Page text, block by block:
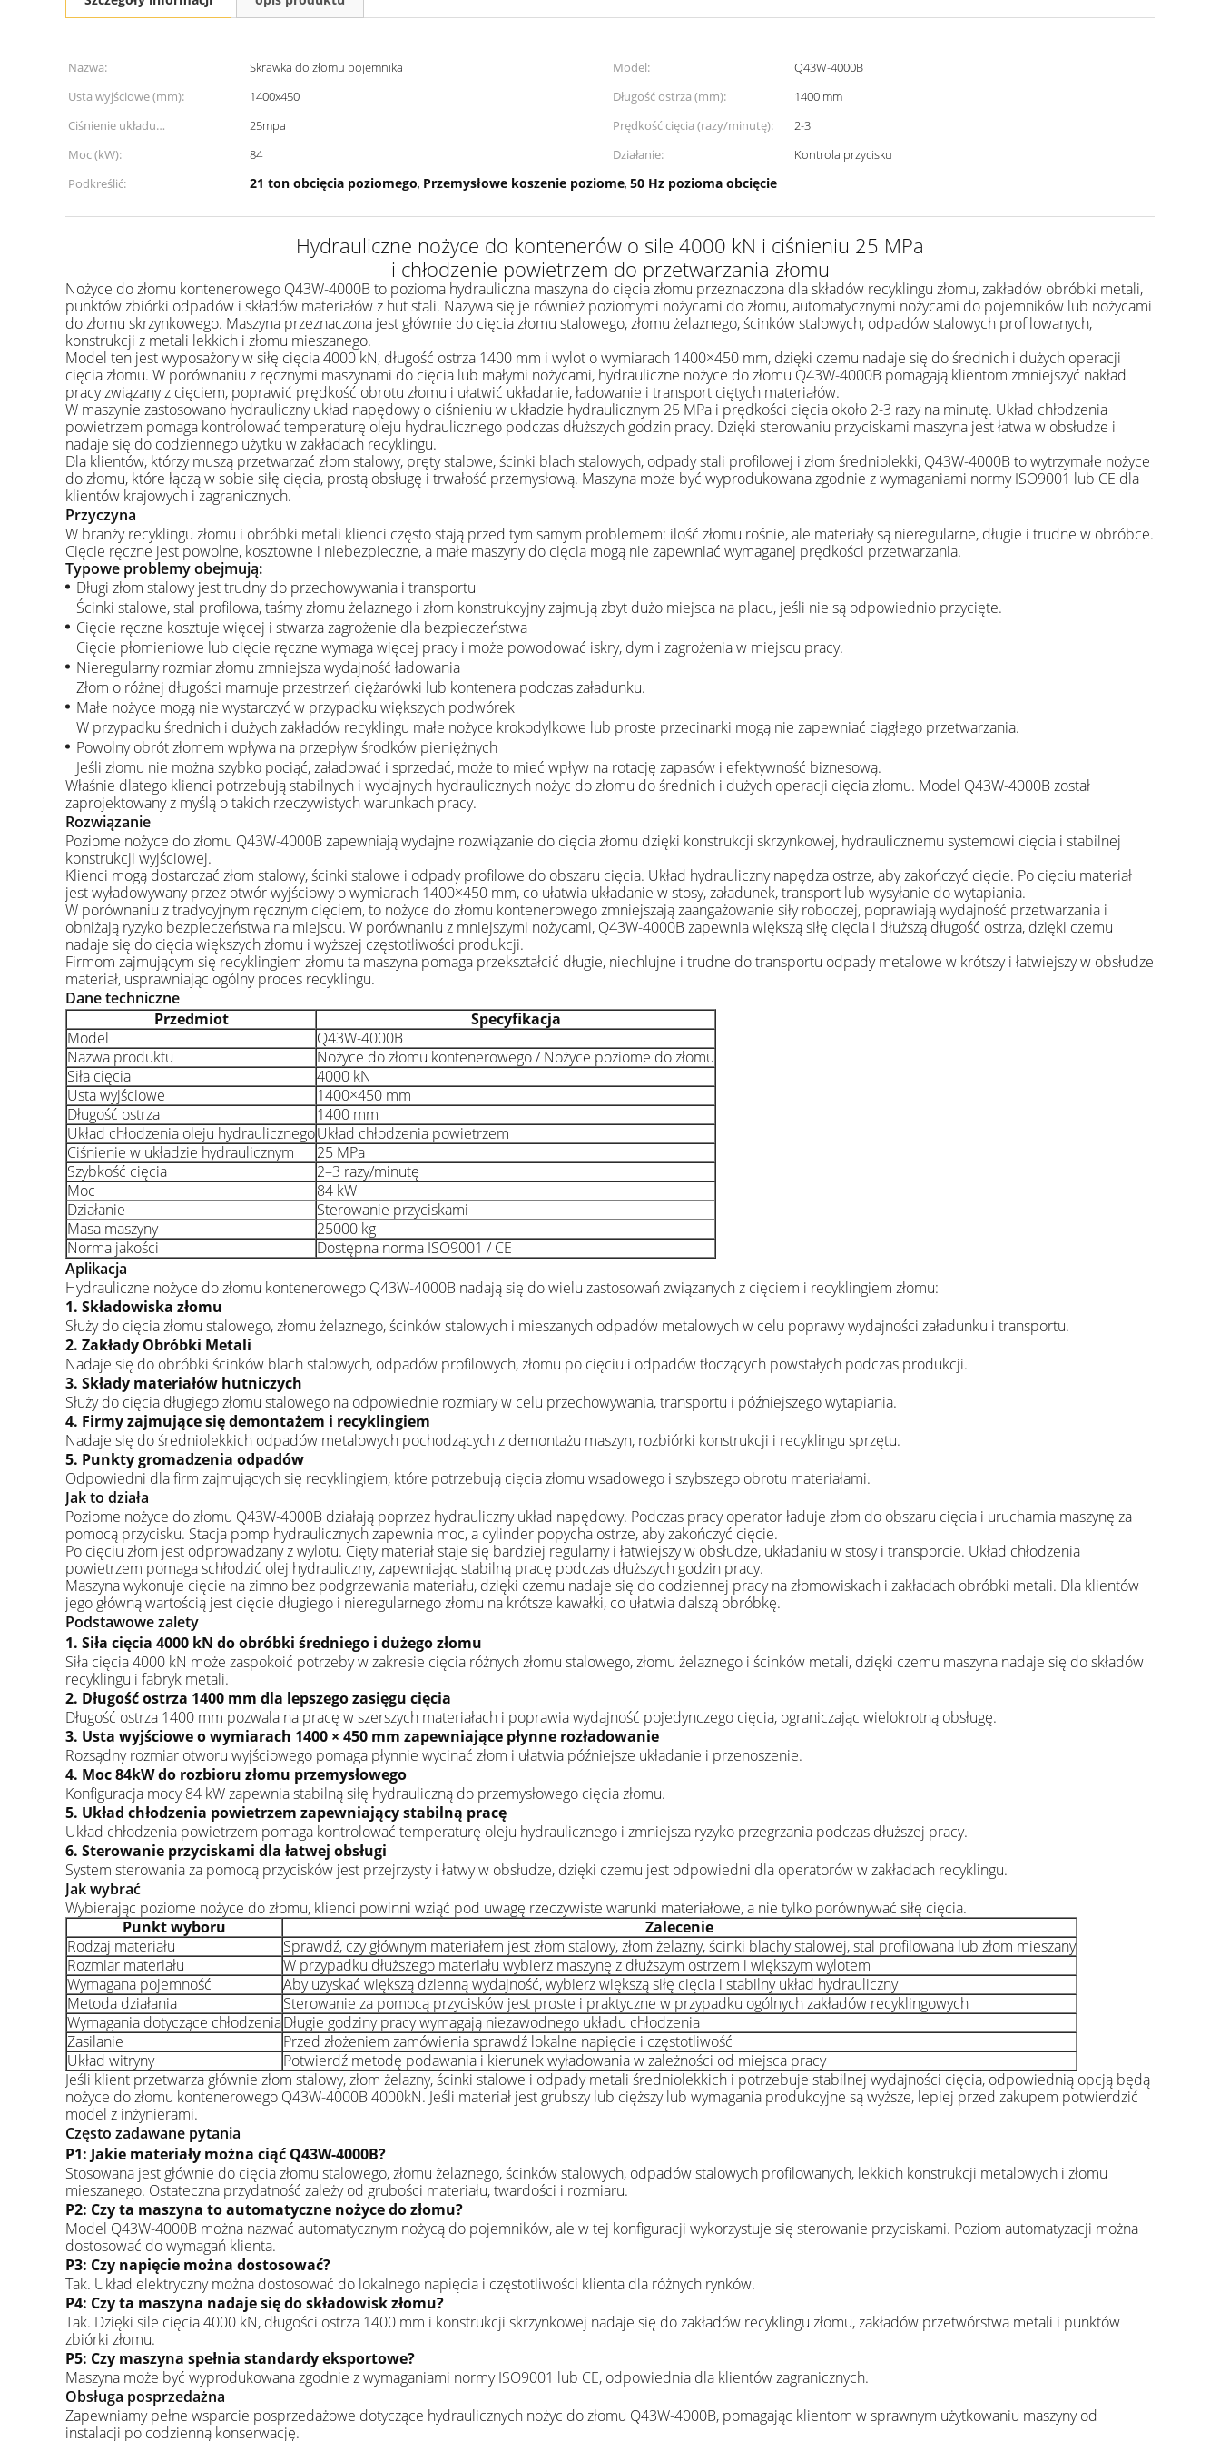
Nazwa: Skrawka do złomu pojemnika Model:
Q43W-4000B
Usta wyjściowe (mm):
1400x450 Długość ostrza (mm):
1400 mm
Ciśnienie układu
hydraulicznego:
25mpa Prędkość cięcia (razy/minutę):
2-3
Moc (kW):
84 Działanie:
Kontrola przycisku
Podkreślić:
21 ton obcięcia poziomego, Przemysłowe koszenie poziome, 50 Hz pozioma obcięcie
Hydrauliczne nożyce do kontenerów o sile 4000 kN i ciśnieniu 25 MPa
i chłodzenie powietrzem do przetwarzania złomu
Nożyce do złomu kontenerowego Q43W-4000B to pozioma hydrauliczna maszyna do cięcia złomu przeznaczona dla składów recyklingu złomu, zakładów obróbki metali,
punktów zbiórki odpadów i składów materiałów z hut stali. Nazywa się je również poziomymi nożycami do złomu, automatycznymi nożycami do pojemników lub nożycami
do złomu skrzynkowego. Maszyna przeznaczona jest głównie do cięcia złomu stalowego, złomu żelaznego, ścinków stalowych, odpadów stalowych profilowanych,
konstrukcji z metali lekkich i złomu mieszanego.
Model ten jest wyposażony w siłę cięcia 4000 kN, długość ostrza 1400 mm i wylot o wymiarach 1400×450 mm, dzięki czemu nadaje się do średnich i dużych operacji
cięcia złomu. W porównaniu z ręcznymi maszynami do cięcia lub małymi nożycami, hydrauliczne nożyce do złomu Q43W-4000B pomagają klientom zmniejszyć nakład
pracy związany z cięciem, poprawić prędkość obrotu złomu i ułatwić układanie, ładowanie i transport ciętych materiałów.
W maszynie zastosowano hydrauliczny układ napędowy o ciśnieniu w układzie hydraulicznym 25 MPa i prędkości cięcia około 2-3 razy na minutę. Układ chłodzenia
powietrzem pomaga kontrolować temperaturę oleju hydraulicznego podczas dłuższych godzin pracy. Dzięki sterowaniu przyciskami maszyna jest łatwa w obsłudze i
nadaje się do codziennego użytku w zakładach recyklingu.
Dla klientów, którzy muszą przetwarzać złom stalowy, pręty stalowe, ścinki blach stalowych, odpady stali profilowej i złom średniolekki, Q43W-4000B to wytrzymałe nożyce
do złomu, które łączą w sobie siłę cięcia, prostą obsługę i trwałość przemysłową. Maszyna może być wyprodukowana zgodnie z wymaganiami normy ISO9001 lub CE dla
klientów krajowych i zagranicznych.
Przyczyna
W branży recyklingu złomu i obróbki metali klienci często stają przed tym samym problemem: ilość złomu rośnie, ale materiały są nieregularne, długie i trudne w obróbce.
Cięcie ręczne jest powolne, kosztowne i niebezpieczne, a małe maszyny do cięcia mogą nie zapewniać wymaganej prędkości przetwarzania.
Typowe problemy obejmują:
Długi złom stalowy jest trudny do przechowywania i transportu
Ścinki stalowe, stal profilowa, taśmy złomu żelaznego i złom konstrukcyjny zajmują zbyt dużo miejsca na placu, jeśli nie są odpowiednio przycięte.
Cięcie ręczne kosztuje więcej i stwarza zagrożenie dla bezpieczeństwa
Cięcie płomieniowe lub cięcie ręczne wymaga więcej pracy i może powodować iskry, dym i zagrożenia w miejscu pracy.
Nieregularny rozmiar złomu zmniejsza wydajność ładowania
Złom o różnej długości marnuje przestrzeń ciężarówki lub kontenera podczas załadunku.
Małe nożyce mogą nie wystarczyć w przypadku większych podwórek
W przypadku średnich i dużych zakładów recyklingu małe nożyce krokodylkowe lub proste przecinarki mogą nie zapewniać ciągłego przetwarzania.
Powolny obrót złomem wpływa na przepływ środków pieniężnych
Jeśli złomu nie można szybko pociąć, załadować i sprzedać, może to mieć wpływ na rotację zapasów i efektywność biznesową.
Właśnie dlatego klienci potrzebują stabilnych i wydajnych hydraulicznych nożyc do złomu do średnich i dużych operacji cięcia złomu. Model Q43W-4000B został
zaprojektowany z myślą o takich rzeczywistych warunkach pracy.
Rozwiązanie
Poziome nożyce do złomu Q43W-4000B zapewniają wydajne rozwiązanie do cięcia złomu dzięki konstrukcji skrzynkowej, hydraulicznemu systemowi cięcia i stabilnej
konstrukcji wyjściowej.
Klienci mogą dostarczać złom stalowy, ścinki stalowe i odpady profilowe do obszaru cięcia. Układ hydrauliczny napędza ostrze, aby zakończyć cięcie. Po cięciu materiał
jest wyładowywany przez otwór wyjściowy o wymiarach 1400×450 mm, co ułatwia układanie w stosy, załadunek, transport lub wysyłanie do wytapiania.
W porównaniu z tradycyjnym ręcznym cięciem, to nożyce do złomu kontenerowego zmniejszają zaangażowanie siły roboczej, poprawiają wydajność przetwarzania i
obniżają ryzyko bezpieczeństwa na miejscu. W porównaniu z mniejszymi nożycami, Q43W-4000B zapewnia większą siłę cięcia i dłuższą długość ostrza, dzięki czemu
nadaje się do cięcia większych złomu i wyższej częstotliwości produkcji.
Firmom zajmującym się recyklingiem złomu ta maszyna pomaga przekształcić długie, niechlujne i trudne do transportu odpady metalowe w krótszy i łatwiejszy w obsłudze
materiał, usprawniając ogólny proces recyklingu.
Dane techniczne
Przedmiot
Specyfikacja
Model
Q43W-4000B
Nazwa produktu
Nożyce do złomu kontenerowego / Nożyce poziome do złomu
Siła cięcia
4000 kN
Usta wyjściowe
1400×450 mm
Długość ostrza
1400 mm
Układ chłodzenia oleju hydraulicznegoUkład chłodzenia powietrzem
Ciśnienie w układzie hydraulicznym
25 MPa
Szybkość cięcia
2–3 razy/minutę
Moc
84 kW
Działanie
Sterowanie przyciskami
Masa maszyny
25000 kg
Norma jakości
Dostępna norma ISO9001 / CE
Aplikacja
Hydrauliczne nożyce do złomu kontenerowego Q43W-4000B nadają się do wielu zastosowań związanych z cięciem i recyklingiem złomu:
1. Składowiska złomu
Służy do cięcia złomu stalowego, złomu żelaznego, ścinków stalowych i mieszanych odpadów metalowych w celu poprawy wydajności załadunku i transportu.
2. Zakłady Obróbki Metali
Nadaje się do obróbki ścinków blach stalowych, odpadów profilowych, złomu po cięciu i odpadów tłoczących powstałych podczas produkcji.
3. Składy materiałów hutniczych
Służy do cięcia długiego złomu stalowego na odpowiednie rozmiary w celu przechowywania, transportu i późniejszego wytapiania.
4. Firmy zajmujące się demontażem i recyklingiem
Nadaje się do średniolekkich odpadów metalowych pochodzących z demontażu maszyn, rozbiórki konstrukcji i recyklingu sprzętu.
5. Punkty gromadzenia odpadów
Odpowiedni dla firm zajmujących się recyklingiem, które potrzebują cięcia złomu wsadowego i szybszego obrotu materiałami.
Jak to działa
Poziome nożyce do złomu Q43W-4000B działają poprzez hydrauliczny układ napędowy. Podczas pracy operator ładuje złom do obszaru cięcia i uruchamia maszynę za
pomocą przycisku. Stacja pomp hydraulicznych zapewnia moc, a cylinder popycha ostrze, aby zakończyć cięcie.
Po cięciu złom jest odprowadzany z wylotu. Cięty materiał staje się bardziej regularny i łatwiejszy w obsłudze, układaniu w stosy i transporcie. Układ chłodzenia
powietrzem pomaga schłodzić olej hydrauliczny, zapewniając stabilną pracę podczas dłuższych godzin pracy.
Maszyna wykonuje cięcie na zimno bez podgrzewania materiału, dzięki czemu nadaje się do codziennej pracy na złomowiskach i zakładach obróbki metali. Dla klientów
jego główną wartością jest cięcie długiego i nieregularnego złomu na krótsze kawałki, co ułatwia dalszą obróbkę.
Podstawowe zalety
1. Siła cięcia 4000 kN do obróbki średniego i dużego złomu
Siła cięcia 4000 kN może zaspokoić potrzeby w zakresie cięcia różnych złomu stalowego, złomu żelaznego i ścinków metali, dzięki czemu maszyna nadaje się do składów
recyklingu i fabryk metali.
2. Długość ostrza 1400 mm dla lepszego zasięgu cięcia
Długość ostrza 1400 mm pozwala na pracę w szerszych materiałach i poprawia wydajność pojedynczego cięcia, ograniczając wielokrotną obsługę.
3. Usta wyjściowe o wymiarach 1400 × 450 mm zapewniające płynne rozładowanie
Rozsądny rozmiar otworu wyjściowego pomaga płynnie wycinać złom i ułatwia późniejsze układanie i przenoszenie.
4. Moc 84kW do rozbioru złomu przemysłowego
Konfiguracja mocy 84 kW zapewnia stabilną siłę hydrauliczną do przemysłowego cięcia złomu.
5. Układ chłodzenia powietrzem zapewniający stabilną pracę
Układ chłodzenia powietrzem pomaga kontrolować temperaturę oleju hydraulicznego i zmniejsza ryzyko przegrzania podczas dłuższej pracy.
6. Sterowanie przyciskami dla łatwej obsługi
System sterowania za pomocą przycisków jest przejrzysty i łatwy w obsłudze, dzięki czemu jest odpowiedni dla operatorów w zakładach recyklingu.
Jak wybrać
Wybierając poziome nożyce do złomu, klienci powinni wziąć pod uwagę rzeczywiste warunki materiałowe, a nie tylko porównywać siłę cięcia.
Punkt wyboru
Zalecenie
Rodzaj materiału
Sprawdź, czy głównym materiałem jest złom stalowy, złom żelazny, ścinki blachy stalowej, stal profilowana lub złom mieszany
Rozmiar materiału
W przypadku dłuższego materiału wybierz maszynę z dłuższym ostrzem i większym wylotem
Wymagana pojemność
Aby uzyskać większą dzienną wydajność, wybierz większą siłę cięcia i stabilny układ hydrauliczny
Metoda działania
Sterowanie za pomocą przycisków jest proste i praktyczne w przypadku ogólnych zakładów recyklingowych
Wymagania dotyczące chłodzeniaDługie godziny pracy wymagają niezawodnego układu chłodzenia
Zasilanie
Przed złożeniem zamówienia sprawdź lokalne napięcie i częstotliwość
Układ witryny
Potwierdź metodę podawania i kierunek wyładowania w zależności od miejsca pracy
Jeśli klient przetwarza głównie złom stalowy, złom żelazny, ścinki stalowe i odpady metali średniolekkich i potrzebuje stabilnej wydajności cięcia, odpowiednią opcją będą
nożyce do złomu kontenerowego Q43W-4000B 4000kN. Jeśli materiał jest grubszy lub cięższy lub wymagania produkcyjne są wyższe, lepiej przed zakupem potwierdzić
model z inżynierami.
Często zadawane pytania
P1: Jakie materiały można ciąć Q43W-4000B?
Stosowana jest głównie do cięcia złomu stalowego, złomu żelaznego, ścinków stalowych, odpadów stalowych profilowanych, lekkich konstrukcji metalowych i złomu
mieszanego. Ostateczna przydatność zależy od grubości materiału, twardości i rozmiaru.
P2: Czy ta maszyna to automatyczne nożyce do złomu?
Model Q43W-4000B można nazwać automatycznym nożycą do pojemników, ale w tej konfiguracji wykorzystuje się sterowanie przyciskami. Poziom automatyzacji można
dostosować do wymagań klienta.
P3: Czy napięcie można dostosować?
Tak. Układ elektryczny można dostosować do lokalnego napięcia i częstotliwości klienta dla różnych rynków.
P4: Czy ta maszyna nadaje się do składowisk złomu?
Tak. Dzięki sile cięcia 4000 kN, długości ostrza 1400 mm i konstrukcji skrzynkowej nadaje się do zakładów recyklingu złomu, zakładów przetwórstwa metali i punktów
zbiórki złomu.
P5: Czy maszyna spełnia standardy eksportowe?
Maszyna może być wyprodukowana zgodnie z wymaganiami normy ISO9001 lub CE, odpowiednia dla klientów zagranicznych.
Obsługa posprzedażna
Zapewniamy pełne wsparcie posprzedażowe dotyczące hydraulicznych nożyc do złomu Q43W-4000B, pomagając klientom w sprawnym użytkowaniu maszyny od
instalacji po codzienną konserwację.